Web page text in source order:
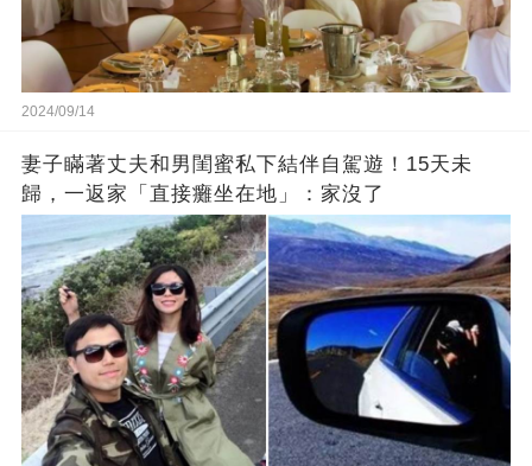
2024/09/14
妻子瞞著丈夫和男閨蜜私下結伴自駕遊！15天未
歸，一返家「直接癱坐在地」：家沒了